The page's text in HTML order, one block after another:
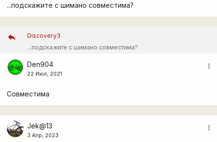
...подскажите с шимано совместима?
Discovery3
...подскажите с шимано совместима?
Den904
22 Июл, 2021
more_vert
Совместима
Jek@13
3 Апр, 2023
more_vert